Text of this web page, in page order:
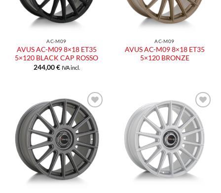
AC-M09
AVUS AC-M09 8×18 ET35
5×120 BLACK CAP ROSSO
244,00€ IVA incl.
AC-M09
AVUS AC-M09 8×18 ET35
5×120 BRONZE
Aggiungi
alla lista
dei
desideri
Aggiungi
alla lista
dei
desideri